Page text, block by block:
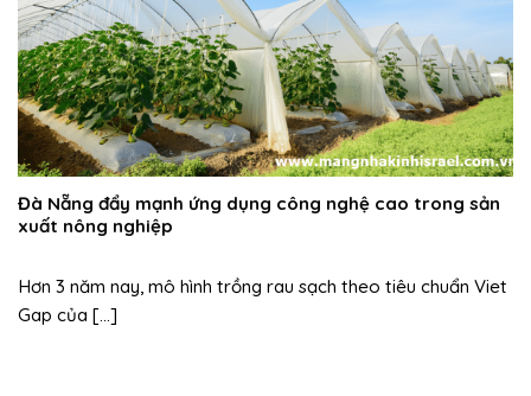
Đà Nẵng đẩy mạnh ứng dụng công nghệ cao trong sản
xuất nông nghiệp
Hơn 3 năm nay, mô hình trồng rau sạch theo tiêu chuẩn Viet
Gap của [...]